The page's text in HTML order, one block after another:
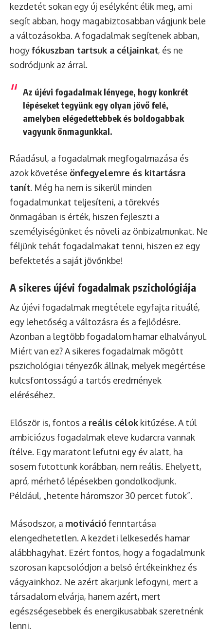
kezdetét sokan egy új esélyként élik meg, ami
segít abban, hogy magabiztosabban vágjunk bele
a változásokba. A fogadalmak segítenek abban,
hogyfókuszban tartsuk a céljainkat, és ne
sodródjunk az árral.
Az újévi fogadalmak lényege, hogy konkrét
lépéseket tegyünk egy olyan jövő felé,
amelyben elégedettebbek és boldogabbak
vagyunk önmagunkkal.
Ráadásul, a fogadalmak megfogalmazása és
azok követése önfegyelemre és kitartásra
tanít. Még ha nem is sikerül minden
fogadalmunkat teljesíteni, a törekvés
önmagában is érték, hiszen fejleszti a
személyiségünket és növeli az önbizalmunkat. Ne
féljünk tehát fogadalmakat tenni, hiszen ez egy
befektetés a saját jövőnkbe!
A sikeres újévi fogadalmak pszichológiája
Az újévi fogadalmak megtétele egyfajta rituálé,
egy lehetőség a változásra és a fejlődésre.
Azonban a legtöbb fogadalom hamar elhalványul.
Miért van ez? A sikeres fogadalmak mögött
pszichológiai tényezők állnak, melyek megértése
kulcsfontosságú a tartós eredmények
eléréséhez.
Először is, fontos a reális célok kitűzése. A túl
ambiciózus fogadalmak eleve kudarcra vannak
ítélve. Egy maratont lefutni egy év alatt, ha
sosem futottunk korábban, nem reális. Ehelyett,
apró, mérhető lépésekben gondolkodjunk.
Például, „hetente háromszor 30 percet futok”.
Másodszor, a motivációfenntartása
elengedhetetlen. A kezdeti lelkesedés hamar
alábbhagyhat. Ezért fontos, hogy a fogadalmunk
szorosan kapcsolódjon a belső értékeinkhez és
vágyainkhoz. Ne azért akarjunk lefogyni, mert a
társadalom elvárja, hanem azért, mert
egészségesebbek és energikusabbak szeretnénk
lenni.